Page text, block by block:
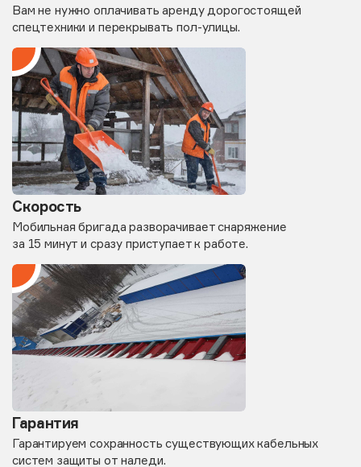
Вам не нужно оплачивать аренду дорогостоящей
спецтехники и перекрывать пол-улицы.
Скорость
Мобильная бригада разворачивает снаряжение
за 15 минут и сразу приступает к работе.
Гарантия
Гарантируем сохранность существующих кабельных
систем защиты от наледи.